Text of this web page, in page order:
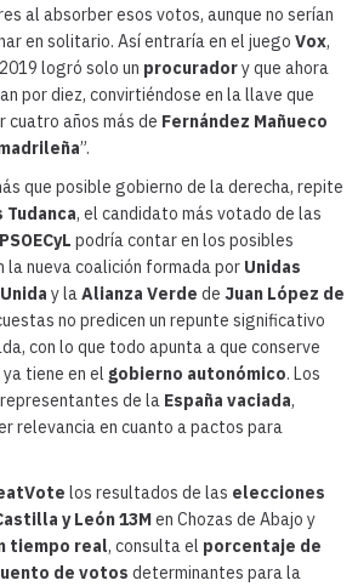
al absorber esos votos, aunque no serían
en solitario. Así entraría en el juego Vox,
logró solo un procuradory que ahora
por diez, convirtiéndose en la llave que
cuatro años más de Fernández Mañueco
”.
que posible gobierno de la derecha, repite
Tudanca, el candidato más votado de las
PSOECyL podría contar en los posibles
la nueva coalición formada por Unidas
y la Alianza Verde de Juan López de
no predicen un repunte significativo
con lo que todo apunta a que conserve
tiene en el gobierno autonómico. Los
de la España vaciada,
relevancia en cuanto a pactos para
los resultados de las elecciones
y León 13Men Chozas de Abajo y
tiempo real, consulta el porcentaje de
de votos determinantes para la